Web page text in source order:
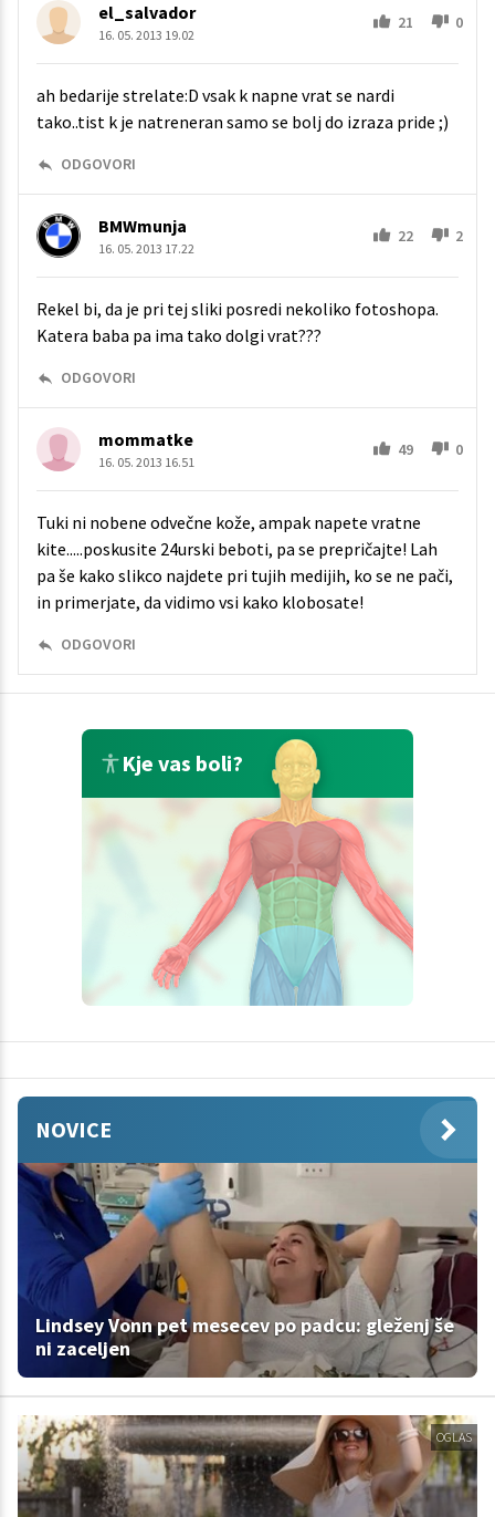
el_salvador
16. 05. 2013 19.02
21 0
ah bedarije strelate:D vsak k napne vrat se nardi
tako..tist k je natreneran samo se bolj do izraza pride ;)
ODGOVORI
BMWmunja
16. 05. 2013 17.22
22 2
Rekel bi, da je pri tej sliki posredi nekoliko fotoshopa.
Katera baba pa ima tako dolgi vrat???
ODGOVORI
mommatke
16. 05. 2013 16.51
49 0
Tuki ni nobene odvečne kože, ampak napete vratne
kite.....poskusite 24urski beboti, pa se prepričajte! Lah
pa še kako slikco najdete pri tujih medijih, ko se ne pači,
in primerjate, da vidimo vsi kako klobosate!
ODGOVORI
Kje vas boli?
NOVICE
Lindsey Vonn pet mesecev po padcu: gleženj še
ni zaceljen
OGLAS